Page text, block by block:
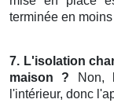
terminée en
7. L'isolation
maison ? Non,
l'intérieur, donc